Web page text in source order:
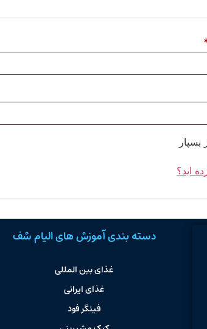
اید؟
دسته بندی آموزش های الیام شف
غذای بین المللی
غذای ایرانی
فینگر فود